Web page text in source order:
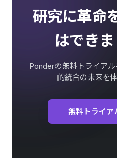
研究に革命
はできま
Ponderの無料トライア
的統合の未来を
無料トライア